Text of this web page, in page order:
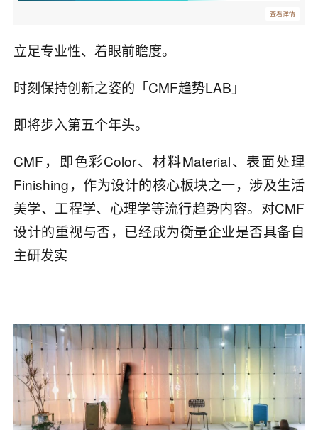
查看详情
立足专业性、着眼前瞻度。
时刻保持创新之姿的「CMF趋势LAB」
即将步入第五个年头。
CMF，即色彩Color、材料Material、表面处理
Finishing，作为设计的核心板块之一，涉及生活
美学、工程学、心理学等流行趋势内容。对CMF
设计的重视与否，已经成为衡量企业是否具备自
主研发实